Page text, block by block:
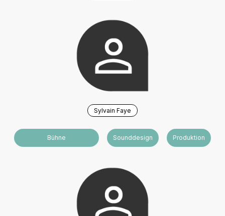
Sylvain Faye
Bühne Sounddesign Produktion